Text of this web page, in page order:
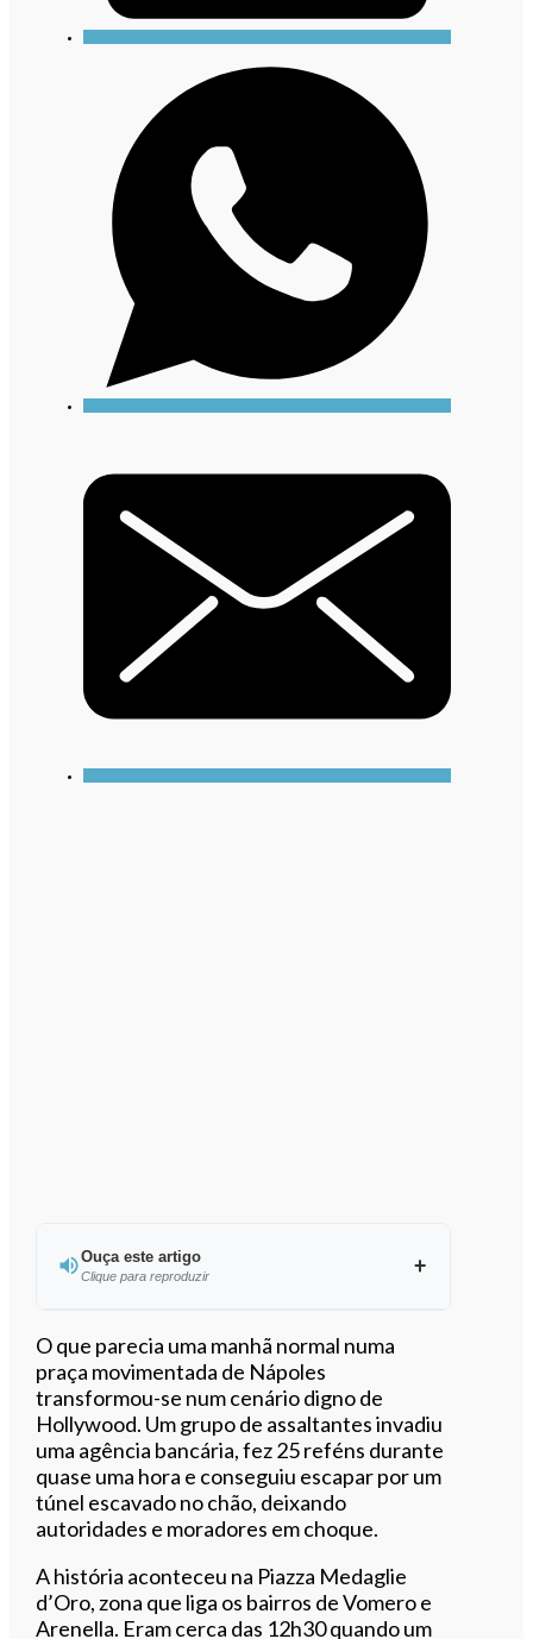
Ouça este artigo
Clique para reproduzir
Ouvir este artigo
O que parecia uma manhã normal numa
praça movimentada de Nápoles
transformou-se num cenário digno de
Hollywood. Um grupo de assaltantes invadiu
uma agência bancária, fez 25 reféns durante
quase uma hora e conseguiu escapar por um
túnel escavado no chão, deixando
autoridades e moradores em choque.
A história aconteceu na Piazza Medaglie
d’Oro, zona que liga os bairros de Vomero e
Arenella. Eram cerca das 12h30 quando um